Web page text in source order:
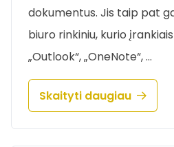
dokumentus. Jis taip pat
biuro rinkiniu, kurio įrankiais
„Outlook“, „OneNote“, …
Skaityti daugiau